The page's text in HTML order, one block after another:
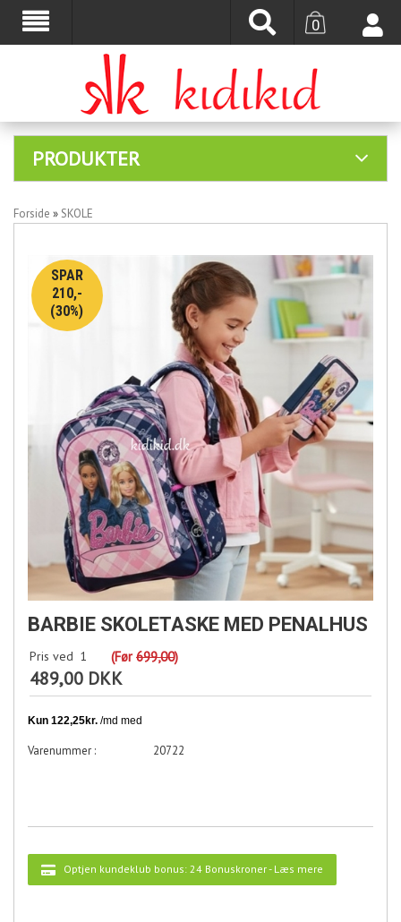
0
PRODUKTER
Forside » SKOLE
SPAR
210,-
(30%)
BARBIE SKOLETASKE MED PENALHUS
Pris ved 1 (Før699,00)
489,00 DKK
20722
Optjen kundeklub bonus: 24 Bonuskroner- Læs mere